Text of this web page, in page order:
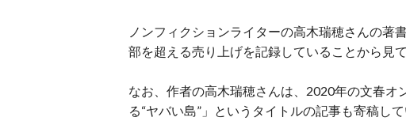
ノンフィクションライターの高木瑞穂さんの著
部を超える売り上げを記録していることから見
なお、作者の高木瑞穂さんは、2020年の文春
る“ヤバい島”」というタイトルの記事も寄稿して